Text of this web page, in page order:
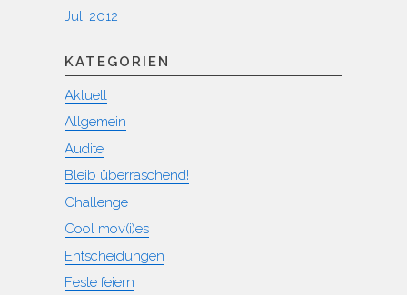
Juli 2012
KATEGORIEN
Aktuell
Allgemein
Audite
Bleib überraschend!
Challenge
Cool mov(i)es
Entscheidungen
Feste feiern